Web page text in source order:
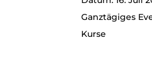
Ganztägiges
Kurse